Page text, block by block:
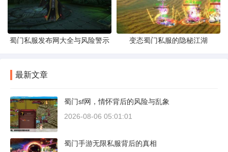
蜀门私服发布网大全与风险警示 变态蜀门私服的隐秘江湖
最新文章
蜀门sf网，情怀背后的风险与乱象
2026-08-06 05:01:01
蜀门手游无限私服背后的真相